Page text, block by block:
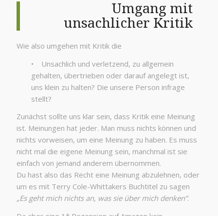
Umgang mit
unsachlicher Kritik
Wie also umgehen mit Kritik die
• Unsachlich und verletzend, zu allgemein
gehalten, übertrieben oder darauf angelegt ist,
uns klein zu halten? Die unsere Person infrage
stellt?
Zunächst sollte uns klar sein, dass Kritik eine Meinung
ist. Meinungen hat jeder. Man muss nichts können und
nichts vorweisen, um eine Meinung zu haben. Es muss
nicht mal die eigene Meinung sein, manchmal ist sie
einfach von jemand anderem übernommen.
Du hast also das Recht eine Meinung abzulehnen, oder
um es mit Terry Cole-Whittakers Buchtitel zu sagen
„Es geht mich nichts an, was sie über mich denken“.